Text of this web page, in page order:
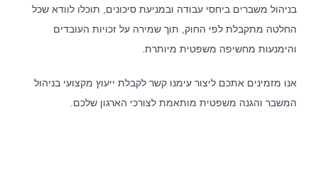
בניהול משברים ביחסי עבודה ובמניעת סיכונים, תוכלו לוודא שכל
החלטה מתקבלת לפי החוק, תוך שמירה על זכויות העובדים
והימנעות מחשיפה משפטית מיותרת.
אנו מזמינים אתכם ליצור עימנו קשר לקבלת ייעוץ מקצועי בניהול
המשבר והגנה משפטית מותאמת לצורכי הארגון שלכם.
לצד מערך השירותים המקצועיים, מציע המשרד ללקוחותיו הכוונה
משפטית אסטרטגית, רשת קשרים ענפה והתמחות ייחודית בתחום
המשפט הקיבוצי. הצוות המוביל של המשרד שימש בתפקידים
ארגוני עובדים. הניסיון העשיר מבטיח ניהול יעיל של משברים ביחסי
והתייעלות.